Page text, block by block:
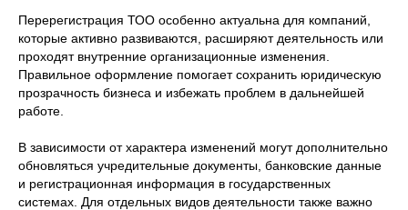
Перерегистрация ТОО особенно актуальна для компаний,
которые активно развиваются, расширяют деятельность или
проходят внутренние организационные изменения.
Правильное оформление помогает сохранить юридическую
прозрачность бизнеса и избежать проблем в дальнейшей
работе.
В зависимости от характера изменений могут дополнительно
обновляться учредительные документы, банковские данные
и регистрационная информация в государственных
системах. Для отдельных видов деятельности также важно